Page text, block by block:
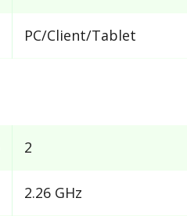
PC/Client/Tablet
2
2.26 GHz